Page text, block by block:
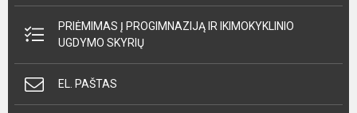
PRIĖMIMAS Į PROGIMNAZIJĄ IR IKIMOKYKLINIO
UGDYMO SKYRIŲ
EL. PAŠTAS